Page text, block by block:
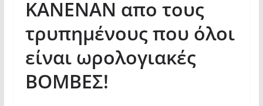
ΚΑΝΕΝΑΝ απο τους
τρυπημένους που όλοι
είναι ωρολογιακές
ΒΟΜΒΕΣ!